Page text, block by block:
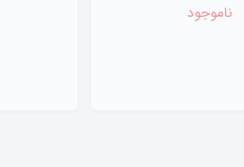
ناموجود